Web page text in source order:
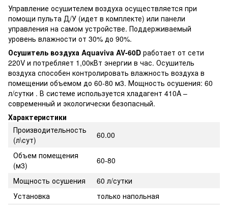
Управление осушителем воздуха осуществляется при
помощи пульта Д/У (идет в комплекте) или панели
управления на самом устройстве. Поддерживаемый
уровень влажности от 30% до 90%.
Осушитель воздуха Aquaviva AV-60D работает от сети
220V и потребляет 1,00кВт энергии в час. Осушитель
воздуха способен контролировать влажность воздуха в
помещении объемом до 60-80 м3. Мощность осушения: 60
л/сутки . В системе используется хладагент 410A –
современный и экологически безопасный.
Характеристики
Производительность
(л\сут)
60.00
Объем помещения
(м3)
60-80
Мощность осушения
60 л/сутки
Установка
только напольная